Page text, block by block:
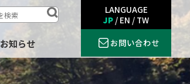
お知らせ
LANGUAGE
JP / EN / TW
お問い合わせ